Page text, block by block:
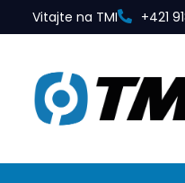
Vitajte na TMI +421